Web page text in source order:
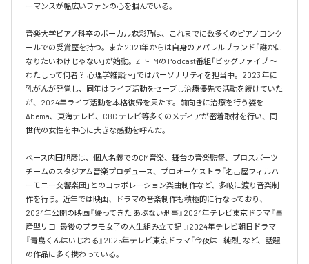
ーマンスが幅広いファンの心を掴んでいる。
音楽大学ピアノ科卒のボーカル森彩乃は、これまでに数多くのピアノコンク
ールでの受賞歴を持つ。また2021年からは自身のアパレルブランド「誰かに
なりたいわけじゃない」が始動。ZIP-FMの Podcast番組「ビッグファイブ 〜
わたしって何者？ 心理学雑談〜」ではパーソナリティを担当中。2023 年に
乳がんが発覚し、同年はライブ活動をセーブし治療優先で活動を続けていた
が、2024年ライブ活動を本格復帰を果たす。前向きに治療を行う姿を
Abema、東海テレビ、CBC テレビ等多くのメディアが密着取材を行い、同
世代の女性を中心に大きな感動を呼んだ。
ベース内田旭彦は、個人名義でのCM音楽、舞台の音楽監督、プロスポーツ
チームのスタジアム音楽プロデュース、プロオーケストラ「名古屋フィルハ
ーモニー交響楽団」とのコラボレーション楽曲制作など、多岐に渡り音楽制
作を行う。近年では映画、ドラマの音楽制作も積極的に行なっており、
2024年公開の映画『帰ってきた あぶない刑事』2024年テレビ東京ドラマ『量
産型リコ -最後のプラモ女子の人生組み立て記-』2024年テレビ朝日ドラマ
『青島くんはいじわる』2025年テレビ東京ドラマ「今夜は…純烈」など、話題
の作品に多く携わっている。